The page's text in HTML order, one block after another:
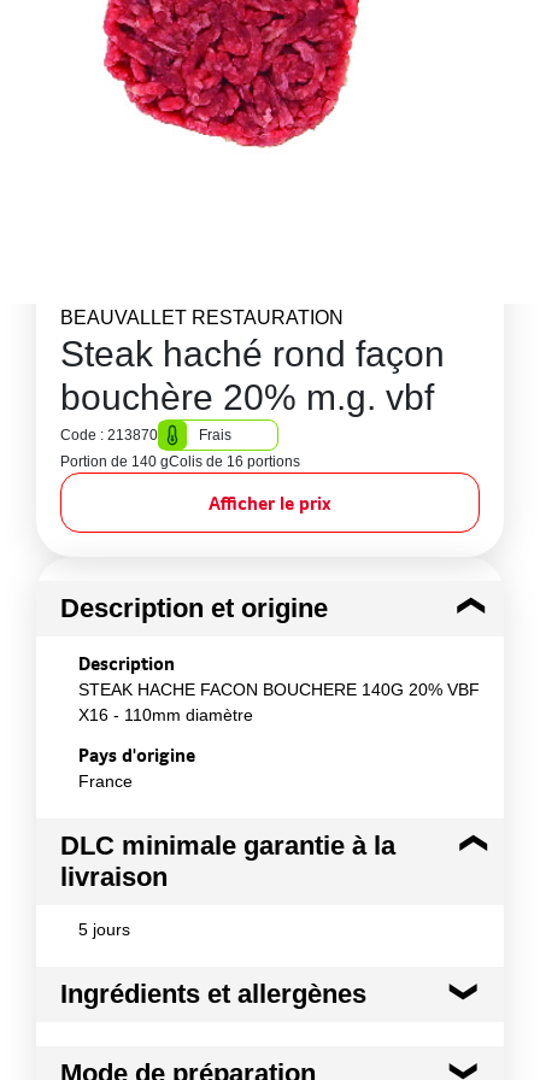
BEAUVALLET RESTAURATION
Steak haché rond façon
bouchère 20% m.g. vbf
Code : 213870
Frais
Portion de 140 gColis de 16 portions
Afficher le prix
Description et origine
Description
STEAK HACHE FACON BOUCHERE 140G 20% VBF
X16 - 110mm diamètre
Pays d'origine
France
DLC minimale garantie à la
livraison
5 jours
Ingrédients et allergènes
100% BOEUF, STEAK HACHE FACON BOUCHERE
Mode de préparation